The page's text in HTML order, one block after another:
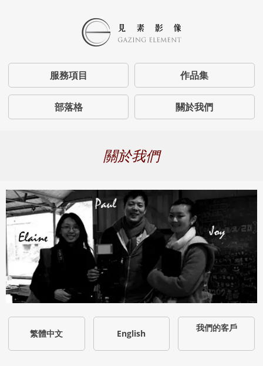
服務項目 作品集
部落格 關於我們
關於我們
繁體中文 English
我們的客戶